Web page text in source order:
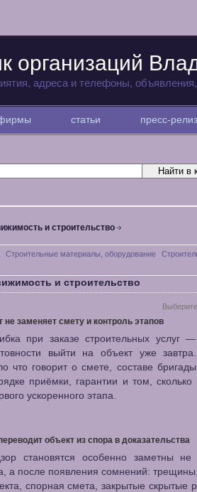
организаций
адреса и телефоны,
статьи пресс-
и строительство
Строительные материалы, оборудование
и строительство
не заменяет смету и контроль этапов
при заказе строительных услуг
выйти на объект уже
что говорит о смете, составе
приёмки, гарантии и том, сколько
ускоренного этапа.
объект из спора в доказательства
становятся особенно заметны
а после появления сомнений:
спорная смета, закрытые скрытые